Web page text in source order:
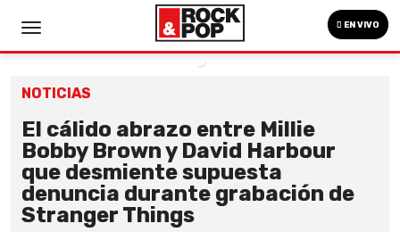
EN VIVO
NOTICIAS
El cálido abrazo entre Millie
Bobby Brown y David Harbour
que desmiente supuesta
denuncia durante grabación de
Stranger Things